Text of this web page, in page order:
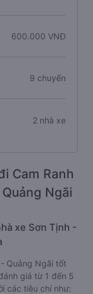
600.000 VNĐ
9 chuyến
2 nhà xe
Cam Ranh
Ngãi
xe Sơn Tịnh -
Quảng Ngãi tốt
giá từ 1 đến 5
các tiêu chí như: